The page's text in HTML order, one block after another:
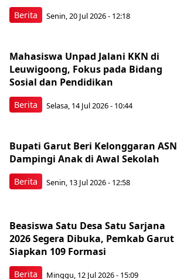
Berita Senin, 20 Jul 2026 - 12:18
Berita
Mahasiswa Unpad Jalani KKN di
Leuwigoong, Fokus pada Bidang
Sosial dan Pendidikan
Selasa, 14 Jul 2026 - 10:44
Berita
Bupati Garut Beri Kelonggaran ASN
Dampingi Anak di Awal Sekolah
Senin, 13 Jul 2026 - 12:58
Berita
Beasiswa Satu Desa Satu Sarjana
2026 Segera Dibuka, Pemkab Garut
Siapkan 109 Formasi
Minggu, 12 Jul 2026 - 15:09